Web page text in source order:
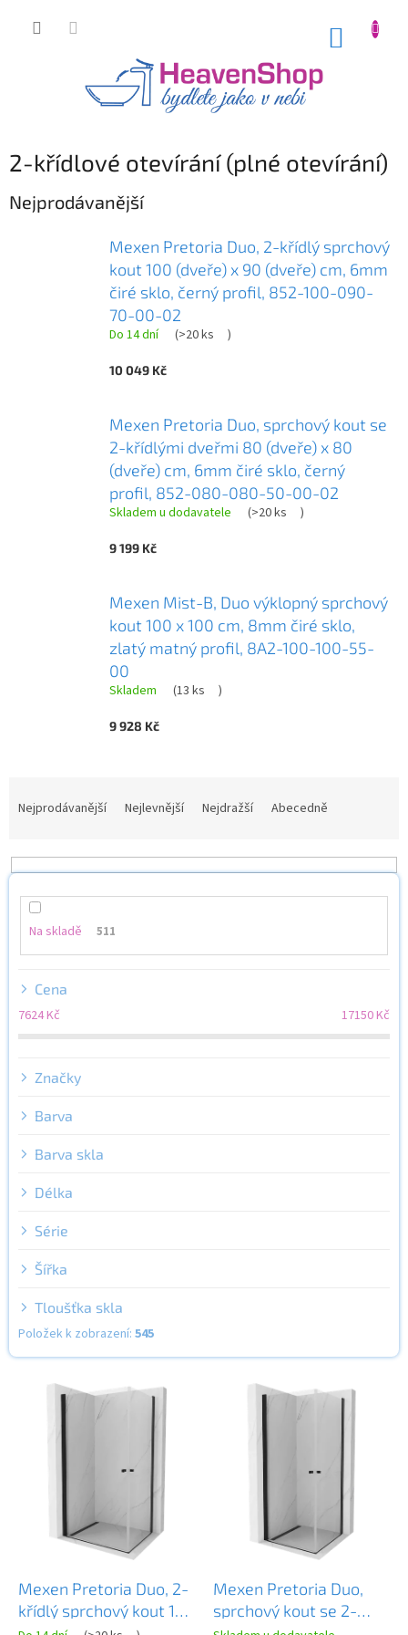
2-křídlové otevírání (plné otevírání)
Nejprodávanější
Mexen Pretoria Duo, 2-křídlý sprchový
kout 100 (dveře) x 90 (dveře) cm, 6mm
čiré sklo, černý profil, 852-100-090-
70-00-02
Do 14 dní (>20 ks )
10 049 Kč
Mexen Pretoria Duo, sprchový kout se
2-křídlými dveřmi 80 (dveře) x 80
(dveře) cm, 6mm čiré sklo, černý
profil, 852-080-080-50-00-02
Skladem u dodavatele (>20 ks )
9 199 Kč
Mexen Mist-B, Duo výklopný sprchový
kout 100 x 100 cm, 8mm čiré sklo,
zlatý matný profil, 8A2-100-100-55-
00
Skladem (13 ks )
9 928 Kč
n
Nejprodávanější Nejlevnější Nejdražší Abecedně
Na skladě 511
Cena
7624Kč 17150Kč
Značky
Barva
Barva skla
Délka
Série
Šířka
Tloušťka skla
Položek k zobrazení: 545
Mexen Pretoria Duo, 2-
křídlý sprchový kout 100
Mexen Pretoria Duo,
sprchový kout se 2-